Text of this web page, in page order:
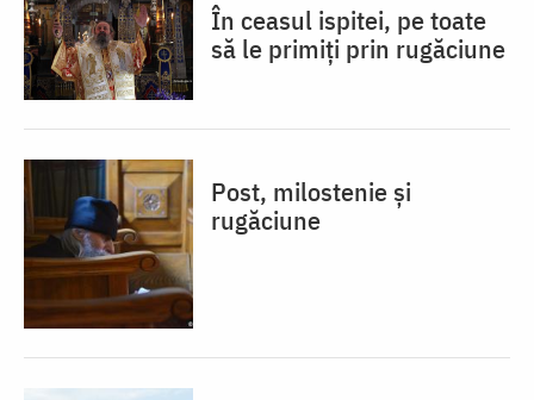
În ceasul ispitei, pe toate
să le primiți prin rugăciune
Post, milostenie și
rugăciune